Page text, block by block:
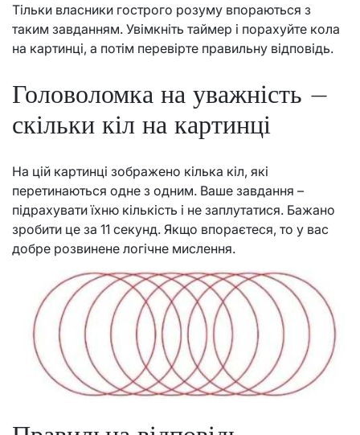
Тільки власники гострого розуму впораються з
таким завданням. Увімкніть таймер і порахуйте кола
на картинці, а потім перевірте правильну відповідь.
Головоломка на уважність –
скільки кіл на картинці
На цій картинці зображено кілька кіл, які
перетинаються одне з одним. Ваше завдання –
підрахувати їхню кількість і не заплутатися. Бажано
зробити це за 11 секунд. Якщо впораєтеся, то у вас
добре розвинене логічне мислення.